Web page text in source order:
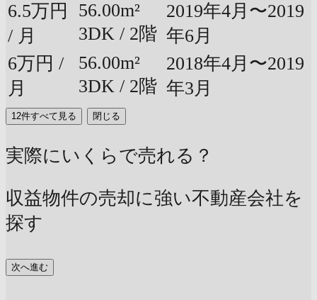
6.5万円
/ 月
56.00m²
3DK / 2階
2019年4月〜2019
年6月
6万円 /
月
56.00m²
3DK / 2階
2018年4月〜2019
年3月
12件すべて見る 閉じる
実際にいくらで売れる？
収益物件の売却に強い不動産会社を
探す
次へ進む